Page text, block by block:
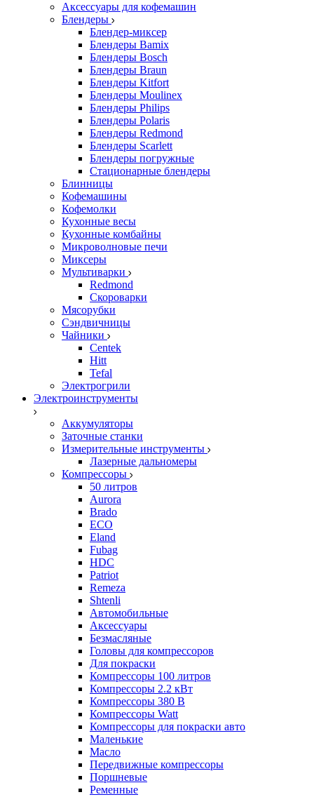
Аксессуары для кофемашин
Блендеры
Блендер-миксер
Блендеры Bamix
Блендеры Bosch
Блендеры Braun
Блендеры Kitfort
Блендеры Moulinex
Блендеры Philips
Блендеры Polaris
Блендеры Redmond
Блендеры Scarlett
Блендеры погружные
Стационарные блендеры
Блинницы
Кофемашины
Кофемолки
Кухонные весы
Кухонные комбайны
Микроволновые печи
Миксеры
Мультиварки
Redmond
Скороварки
Мясорубки
Сэндвичницы
Чайники
Centek
Hitt
Tefal
Электрогрили
Электроинструменты
Аккумуляторы
Заточные станки
Измерительные инструменты
Лазерные дальномеры
Компрессоры
50 литров
Aurora
Brado
ECO
Eland
Fubag
HDC
Patriot
Remeza
Shtenli
Автомобильные
Аксессуары
Безмасляные
Головы для компрессоров
Для покраски
Компрессоры 100 литров
Компрессоры 2.2 кВт
Компрессоры 380 В
Компрессоры Watt
Компрессоры для покраски авто
Маленькие
Масло
Передвижные компрессоры
Поршневые
Ременные